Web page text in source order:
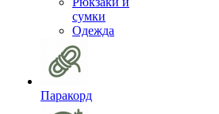
сумки
Одежда
Паракорд